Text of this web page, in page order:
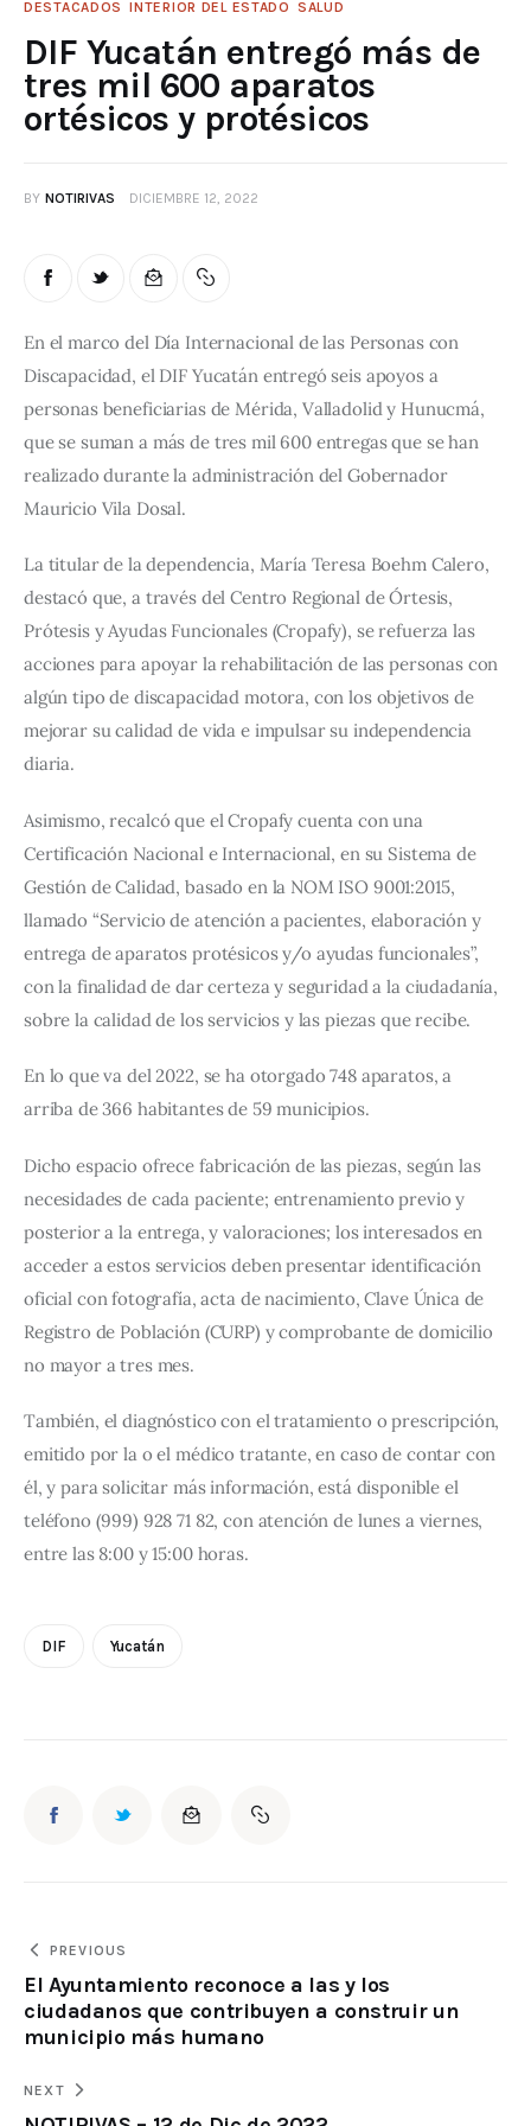
DESTACADOS INTERIOR DEL ESTADO SALUD
DIF Yucatán entregó más de
tres mil 600 aparatos
ortésicos y protésicos
BY NOTIRIVAS DICIEMBRE 12, 2022
En el marco del Día Internacional de las Personas con
Discapacidad, el DIF Yucatán entregó seis apoyos a
personas beneficiarias de Mérida, Valladolid y Hunucmá,
que se suman a más de tres mil 600 entregas que se han
realizado durante la administración del Gobernador
Mauricio Vila Dosal.
La titular de la dependencia, María Teresa Boehm Calero,
destacó que, a través del Centro Regional de Órtesis,
Prótesis y Ayudas Funcionales (Cropafy), se refuerza las
acciones para apoyar la rehabilitación de las personas con
algún tipo de discapacidad motora, con los objetivos de
mejorar su calidad de vida e impulsar su independencia
diaria.
Asimismo, recalcó que el Cropafy cuenta con una
Certificación Nacional e Internacional, en su Sistema de
Gestión de Calidad, basado en la NOM ISO 9001:2015,
llamado “Servicio de atención a pacientes, elaboración y
entrega de aparatos protésicos y/o ayudas funcionales”,
con la finalidad de dar certeza y seguridad a la ciudadanía,
sobre la calidad de los servicios y las piezas que recibe.
En lo que va del 2022, se ha otorgado 748 aparatos, a
arriba de 366 habitantes de 59 municipios.
Dicho espacio ofrece fabricación de las piezas, según las
necesidades de cada paciente; entrenamiento previo y
posterior a la entrega, y valoraciones; los interesados en
acceder a estos servicios deben presentar identificación
oficial con fotografía, acta de nacimiento, Clave Única de
Registro de Población (CURP) y comprobante de domicilio
no mayor a tres mes.
También, el diagnóstico con el tratamiento o prescripción,
emitido por la o el médico tratante, en caso de contar con
él, y para solicitar más información, está disponible el
teléfono (999) 928 71 82, con atención de lunes a viernes,
entre las 8:00 y 15:00 horas.
DIF Yucatán
PREVIOUS
El Ayuntamiento reconoce a las y los
ciudadanos que contribuyen a construir un
municipio más humano
NEXT